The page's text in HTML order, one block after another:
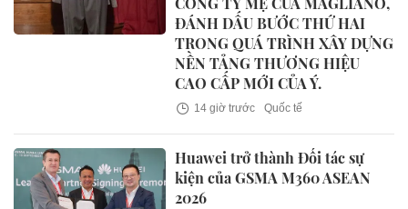
ĐÁNH DẤU BƯỚC THỨ HAI
TRONG QUÁ TRÌNH XÂY DỰNG
NỀN TẢNG THƯƠNG HIỆU
CAO CẤP MỚI CỦA Ý.
14 giờ trước Quốc tế
Huawei trở thành Đối tác sự
kiện của GSMA M360 ASEAN
2026